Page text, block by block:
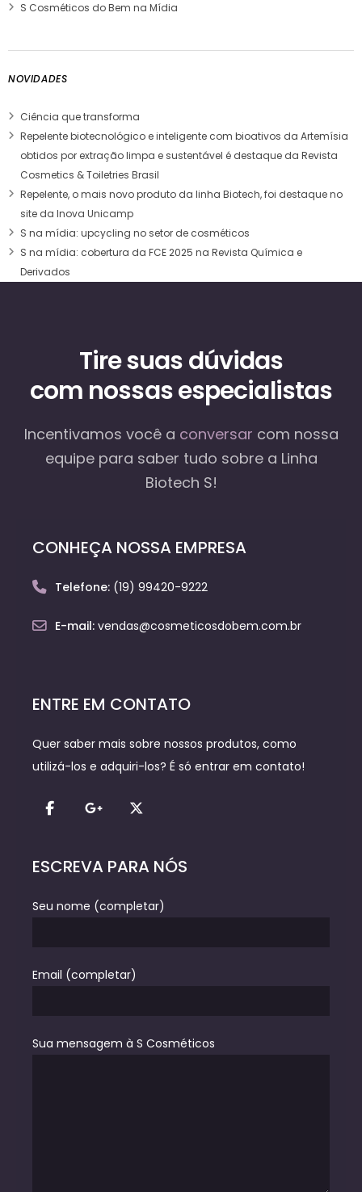
S Cosméticos do Bem na Mídia
NOVIDADES
Ciência que transforma
Repelente biotecnológico e inteligente com bioativos da Artemísia
obtidos por extração limpa e sustentável é destaque da Revista
Cosmetics & Toiletries Brasil
Repelente, o mais novo produto da linha Biotech, foi destaque no
site da Inova Unicamp
S na mídia: upcycling no setor de cosméticos
S na mídia: cobertura da FCE 2025 na Revista Química e
Derivados
Tire suas dúvidas
com nossas especialistas
Incentivamos você a conversar com nossa
equipepara saber tudo sobre a Linha
Biotech S!
CONHEÇA NOSSA EMPRESA
Telefone: (19) 99420-9222
E-mail: vendas@cosmeticosdobem.com.br
ENTRE EM CONTATO
Quer saber mais sobre nossos produtos, como
utilizá-los e adquiri-los? É só entrar em contato!
ESCREVA PARA NÓS
Seu nome (completar)
Email (completar)
Sua mensagem à S Cosméticos